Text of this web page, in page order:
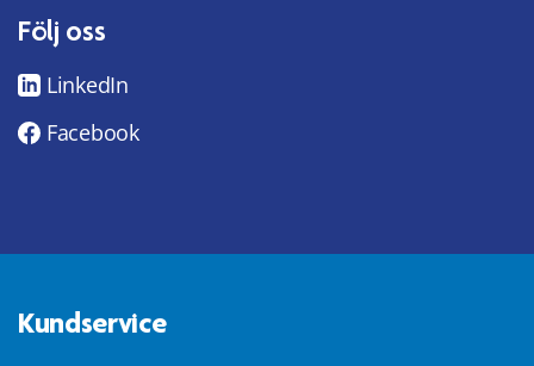
Följ oss
LinkedIn
Facebook
Kundservice